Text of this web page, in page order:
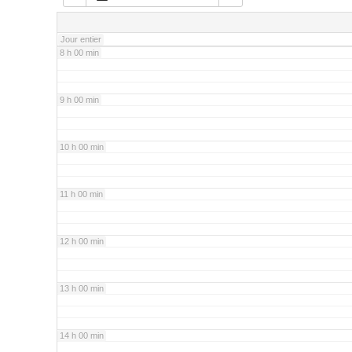
Jour entier
7 h 00 min
8 h 00 min
9 h 00 min
10 h 00 min
11 h 00 min
12 h 00 min
13 h 00 min
14 h 00 min